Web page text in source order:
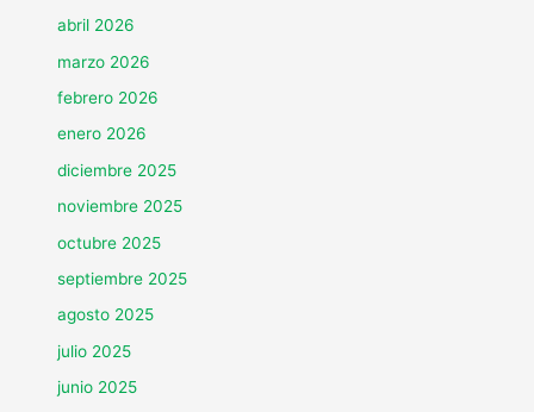
abril 2026
marzo 2026
febrero 2026
enero 2026
diciembre 2025
noviembre 2025
octubre 2025
septiembre 2025
agosto 2025
julio 2025
junio 2025